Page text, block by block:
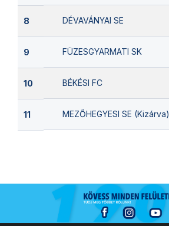
8 DÉVAVÁNYAI SE
9 FÜZESGYARMATI SK
10 BÉKÉSI FC
11 MEZŐHEGYESI SE (Kizárva)